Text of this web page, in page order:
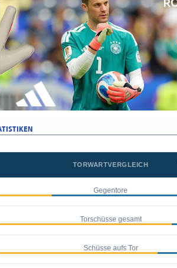
TORWARTVERGLEICH
Gegentore
Torschüsse gesamt
Schüsse aufs Tor